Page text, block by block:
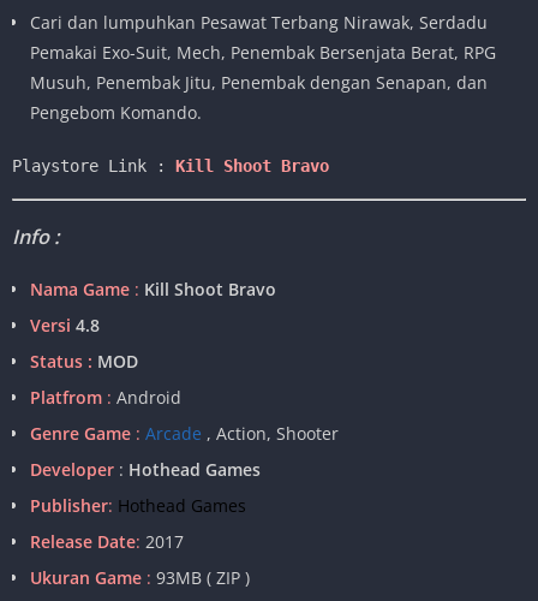
Cari dan lumpuhkan Pesawat Terbang Nirawak, Serdadu
Pemakai Exo-Suit, Mech, Penembak Bersenjata Berat, RPG
Musuh, Penembak Jitu, Penembak dengan Senapan, dan
Pengebom Komando.
Playstore Link : Kill Shoot Bravo
Info :
Nama Game : Kill Shoot Bravo
Versi 4.8
Status : MOD
Platfrom : Android
Genre Game : Arcade , Action, Shooter
Developer : Hothead Games
Publisher: Hothead Games
Release Date: 2017
Ukuran Game : 93MB ( ZIP )